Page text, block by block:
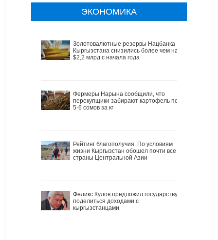
ЭКОНОМИКА
Золотовалютные резервы Нацбанка
Кыргызстана снизились более чем на
$2,2 млрд с начала года
Фермеры Нарына сообщили, что
перекупщики забирают картофель по
5-6 сомов за кг
Рейтинг благополучия. По условиям
жизни Кыргызстан обошел почти все
страны Центральной Азии
Феликс Кулов предложил государству
поделиться доходами с
кыргызстанцами